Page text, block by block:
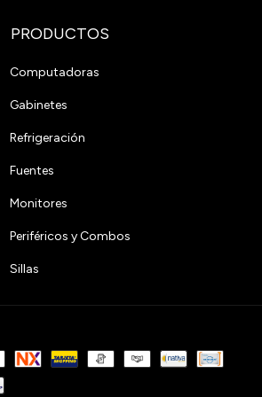
PRODUCTOS
Computadoras
Gabinetes
Refrigeración
Fuentes
Monitores
Periféricos y Combos
Sillas